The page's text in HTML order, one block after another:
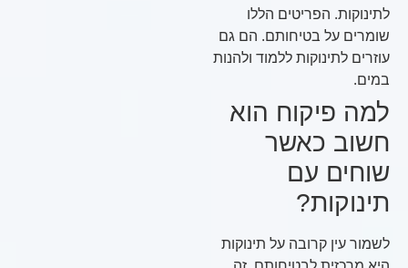
לתינוקות. הפריטים הללו
שומרים על בטיחותם. הם גם
עוזרים לתינוקות ללמוד ולהנות
במים.
למה פיקוח הוא
חשוב כאשר
שוחים עם
תינוקות?
לשמור עין קרובה על תינוקות